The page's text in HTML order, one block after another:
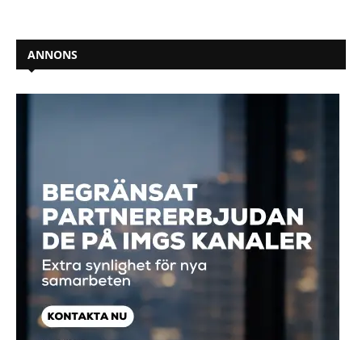
ANNONS